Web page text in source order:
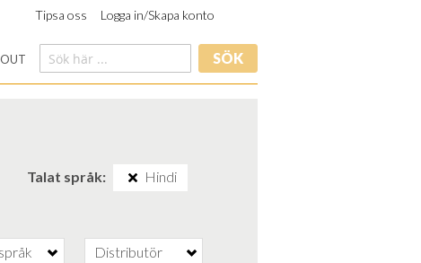
Tipsa oss Logga in/Skapa konto
SÖK
Talat språk
Hindi
Distributör